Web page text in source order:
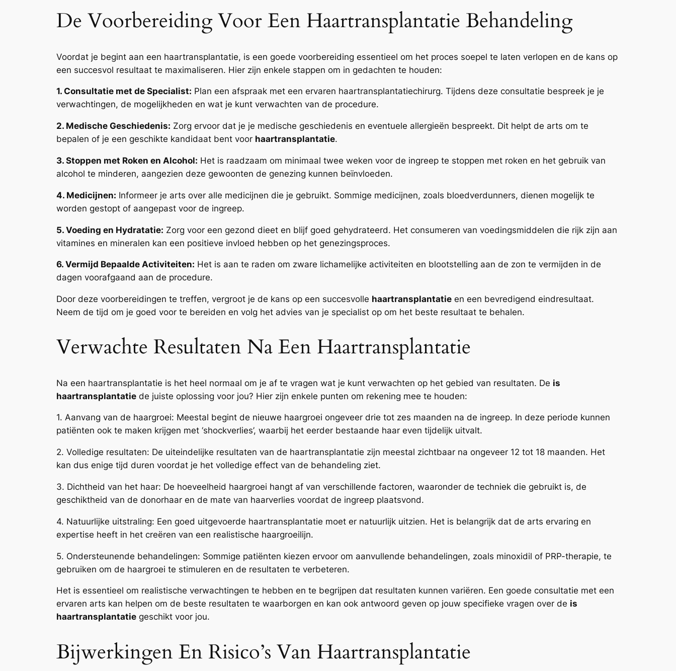
De Voorbereiding Voor Een Haartransplantatie Behandeling
Voordat je begint aan een haartransplantatie, is een goede voorbereiding essentieel om het proces soepel te laten verlopen en de kans op
een succesvol resultaat te maximaliseren. Hier zijn enkele stappen om in gedachten te houden:
1. Consultatie met de Specialist: Plan een afspraak met een ervaren haartransplantatiechirurg. Tijdens deze consultatie bespreek je je
verwachtingen, de mogelijkheden en wat je kunt verwachten van de procedure.
2. Medische Geschiedenis: Zorg ervoor dat je je medische geschiedenis en eventuele allergieën bespreekt. Dit helpt de arts om te
bepalen of je een geschikte kandidaat bent voor haartransplantatie.
3. Stoppen met Roken en Alcohol: Het is raadzaam om minimaal twee weken voor de ingreep te stoppen met roken en het gebruik van
alcohol te minderen, aangezien deze gewoonten de genezing kunnen beïnvloeden.
4. Medicijnen: Informeer je arts over alle medicijnen die je gebruikt. Sommige medicijnen, zoals bloedverdunners, dienen mogelijk te
worden gestopt of aangepast voor de ingreep.
5. Voeding en Hydratatie: Zorg voor een gezond dieet en blijf goed gehydrateerd. Het consumeren van voedingsmiddelen die rijk zijn aan
vitamines en mineralen kan een positieve invloed hebben op het genezingsproces.
6. Vermijd Bepaalde Activiteiten: Het is aan te raden om zware lichamelijke activiteiten en blootstelling aan de zon te vermijden in de
dagen voorafgaand aan de procedure.
Door deze voorbereidingen te treffen, vergroot je de kans op een succesvolle haartransplantatie en een bevredigend eindresultaat.
Neem de tijd om je goed voor te bereiden en volg het advies van je specialist op om het beste resultaat te behalen.
Verwachte Resultaten Na Een Haartransplantatie
Na een haartransplantatie is het heel normaal om je af te vragen wat je kunt verwachten op het gebied van resultaten. De is
haartransplantatie de juiste oplossing voor jou? Hier zijn enkele punten om rekening mee te houden:
1. Aanvang van de haargroei: Meestal begint de nieuwe haargroei ongeveer drie tot zes maanden na de ingreep. In deze periode kunnen
patiënten ook te maken krijgen met ‘shockverlies’, waarbij het eerder bestaande haar even tijdelijk uitvalt.
2. Volledige resultaten: De uiteindelijke resultaten van de haartransplantatie zijn meestal zichtbaar na ongeveer 12 tot 18 maanden. Het
kan dus enige tijd duren voordat je het volledige effect van de behandeling ziet.
3. Dichtheid van het haar: De hoeveelheid haargroei hangt af van verschillende factoren, waaronder de techniek die gebruikt is, de
geschiktheid van de donorhaar en de mate van haarverlies voordat de ingreep plaatsvond.
4. Natuurlijke uitstraling: Een goed uitgevoerde haartransplantatie moet er natuurlijk uitzien. Het is belangrijk dat de arts ervaring en
expertise heeft in het creëren van een realistische haargroeilijn.
5. Ondersteunende behandelingen: Sommige patiënten kiezen ervoor om aanvullende behandelingen, zoals minoxidil of PRP-therapie, te
gebruiken om de haargroei te stimuleren en de resultaten te verbeteren.
Het is essentieel om realistische verwachtingen te hebben en te begrijpen dat resultaten kunnen variëren. Een goede consultatie met een
ervaren arts kan helpen om de beste resultaten te waarborgen en kan ook antwoord geven op jouw specifieke vragen over de is
haartransplantatie geschikt voor jou.
Bijwerkingen En Risico’s Van Haartransplantatie